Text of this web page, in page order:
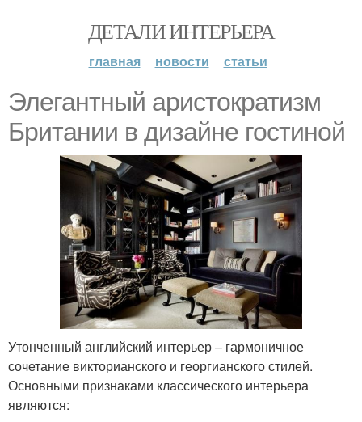
ДЕТАЛИ ИНТЕРЬЕРА
главная новости статьи
Элегантный аристократизм
Британии в дизайне гостиной
Утонченный английский интерьер – гармоничное
сочетание викторианского и георгианского стилей.
Основными признаками классического интерьера
являются: